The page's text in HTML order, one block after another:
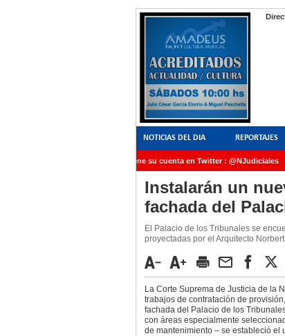
NOTICIAS DEL DIA REPORTAJES
NoticiasJudiciales.INFO tiene su cuenta en Twitter : @NJudiciales
AMIA quedó radicada ante el Juez Daniel Rafecas
Instalarán un
fachada del
El Palacio de los Tribunales se
proyectadas por el Arquitecto
La Corte Suprema de Justicia de la
trabajos de contratación de
fachada del Palacio de los
con áreas especialmente
de mantenimiento – se estableció el